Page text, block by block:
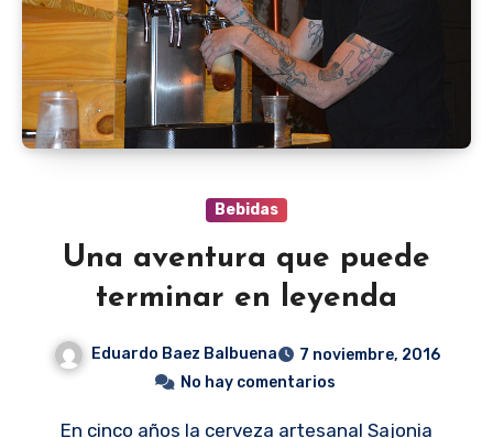
Bebidas
Una aventura que puede
terminar en leyenda
Eduardo Baez Balbuena
7 noviembre, 2016
No hay comentarios
En cinco años la cerveza artesanal Sajonia